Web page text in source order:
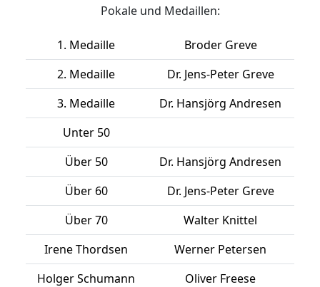
Pokale und Medaillen:
1. Medaille
Broder Greve
2. Medaille
Dr. Jens-Peter Greve
3. Medaille
Dr. Hansjörg Andresen
Unter 50
Über 50
Dr. Hansjörg Andresen
Über 60
Dr. Jens-Peter Greve
Über 70
Walter Knittel
Irene Thordsen
Werner Petersen
Holger Schumann
Oliver Freese